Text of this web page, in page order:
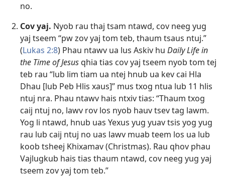
no.
Cov yaj. Nyob rau thaj tsam ntawd, cov neeg yug
yaj tseem “pw zov yaj tom teb, thaum tsaus ntuj.”
(Lukas 2:8) Phau ntawv ua lus Askiv hu Daily Life in
the Time of Jesusqhia tias cov yaj tseem nyob tom tej
teb rau “lub lim tiam ua ntej hnub ua kev cai Hla
Dhau [lub Peb Hlis xaus]” mus txog ntua lub 11 hlis
ntuj nra. Phau ntawv hais ntxiv tias: “Thaum txog
caij ntuj no, lawv rov los nyob hauv tsev tag lawm.
Yog li ntawd, hnub uas Yexus yug yuav tsis yog yug
rau lub caij ntuj no uas lawv muab teem los ua lub
koob tsheej Khixamav (Christmas). Rau qhov phau
Vajlugkub hais tias thaum ntawd, cov neeg yug yaj
tseem zov yaj tom teb.”